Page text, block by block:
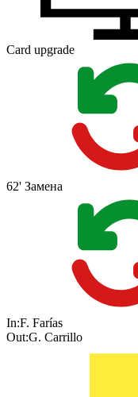
Card upgrade
62' Замена
In:F. Farías
Out:G. Carrillo